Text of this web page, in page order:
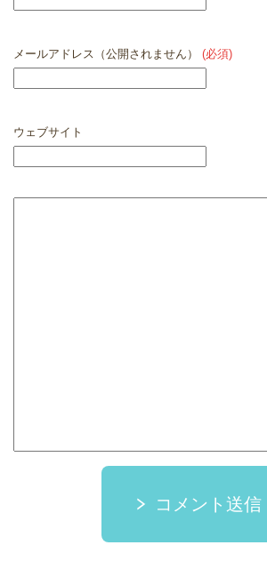
メールアドレス（公開されません） (必須)
ウェブサイト
コメント送信